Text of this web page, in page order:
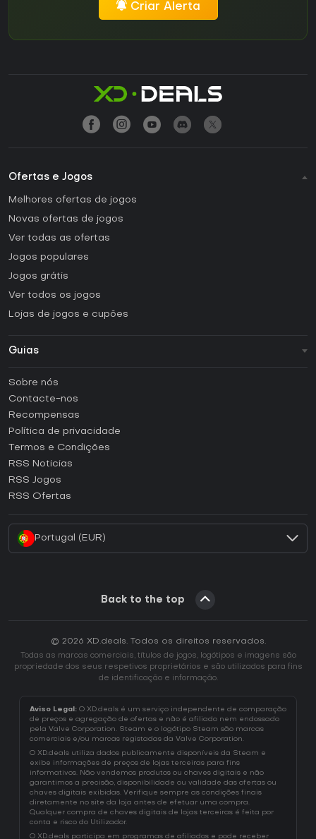
Criar Alerta
Ofertas e Jogos
Melhores ofertas de jogos
Novas ofertas de jogos
Ver todas as ofertas
Jogos populares
Jogos grátis
Ver todos os jogos
Lojas de jogos e cupões
Guias
Como ativar uma CD Key Steam?
Como ativar uma CD Key Epic Games?
Como ativar uma CD Key GOG?
Como ativar uma CD Key Ubisoft Connect?
Como ativar uma CD Key EA App?
Sobre nós
Contacte-nos
Recompensas
Política de privacidade
Termos e Condições
RSS Noticias
RSS Jogos
RSS Ofertas
Portugal (EUR)
Back to the top
© 2026 XD.deals. Todos os direitos reservados.
Todas as marcas comerciais, títulos de jogos, logótipos e imagens são
propriedade dos seus respetivos proprietários e são utilizados para fins
de identificação e informação.
Aviso Legal: O XD.deals é um serviço independente de comparação
de preços e agregação de ofertas e não é afiliado nem endossado
pela Valve Corporation. Steam e o logótipo Steam são marcas
comerciais e/ou marcas registadas da Valve Corporation.
O XD.deals utiliza dados publicamente disponíveis da Steam e
exibe informações de preços de lojas terceiras para fins
informativos. Não vendemos produtos ou chaves digitais e não
garantimos a precisão, disponibilidade ou validade das ofertas ou
chaves digitais exibidas. Verifique sempre as condições finais
diretamente no site da loja antes de efetuar uma compra.
Qualquer compra de chaves digitais de lojas terceiras é feita por
conta e risco do Utilizador.
O XD.deals participa em programas de afiliados e pode receber